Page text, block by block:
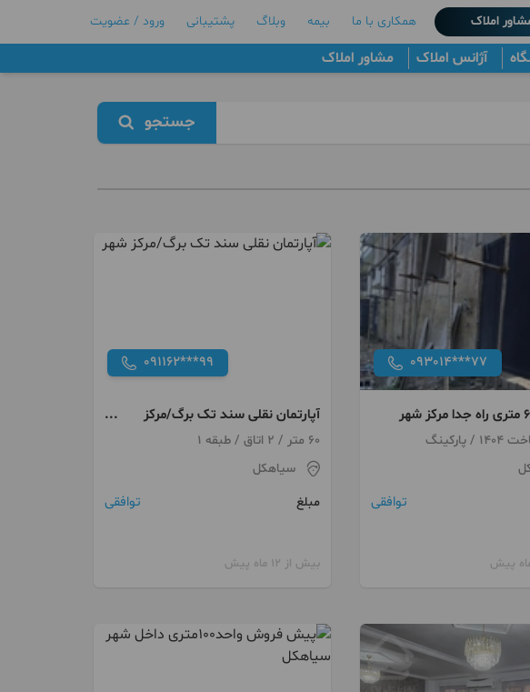
املاک همکاری با ما بیمه وبلاگ پشتیبانی ورود / عضویت
آژانس املاک مشاور املاک
جستجو
093014***77
توافقی
091162***99
آپارتمان نقلی سند تک برگ/مرکز
شهر
60 متر / 2 اتاق / طبقه 1
سیاهکل
مبلغ
توافقی
بیش از 12 ماه پیش